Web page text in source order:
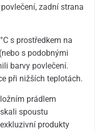
zadní strana
s prostředkem na
s podobnými
barvy povlečení.
při nižších teplotách.
prádlem
spoustu
produkty